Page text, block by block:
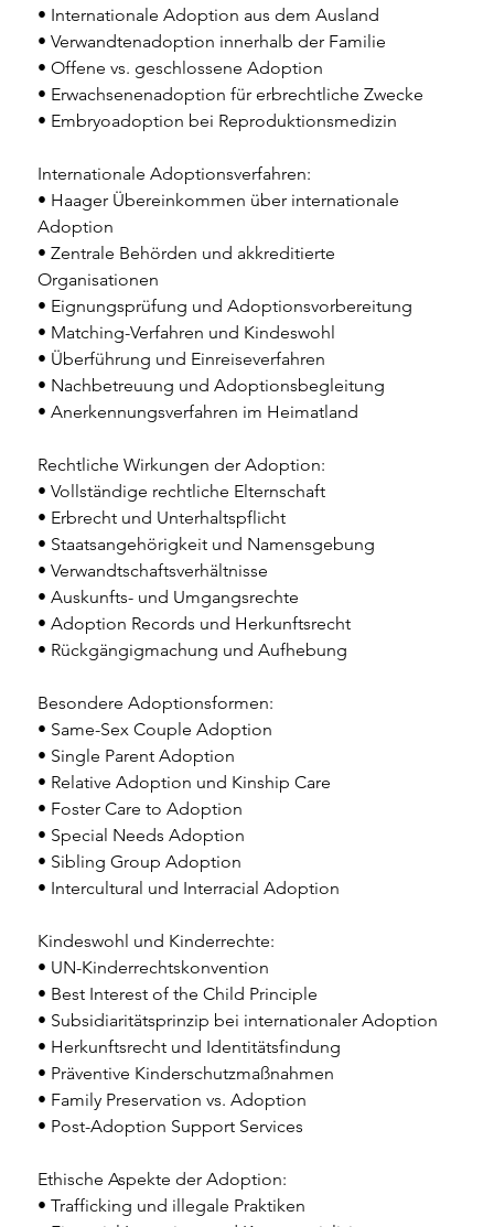
• Internationale Adoption aus dem Ausland
• Verwandtenadoption innerhalb der Familie
• Offene vs. geschlossene Adoption
• Erwachsenenadoption für erbrechtliche Zwecke
• Embryoadoption bei Reproduktionsmedizin
Internationale Adoptionsverfahren:
• Haager Übereinkommen über internationale
Adoption
• Zentrale Behörden und akkreditierte
Organisationen
• Eignungsprüfung und Adoptionsvorbereitung
• Matching-Verfahren und Kindeswohl
• Überführung und Einreiseverfahren
• Nachbetreuung und Adoptionsbegleitung
• Anerkennungsverfahren im Heimatland
Rechtliche Wirkungen der Adoption:
• Vollständige rechtliche Elternschaft
• Erbrecht und Unterhaltspflicht
• Staatsangehörigkeit und Namensgebung
• Verwandtschaftsverhältnisse
• Auskunfts- und Umgangsrechte
• Adoption Records und Herkunftsrecht
• Rückgängigmachung und Aufhebung
Besondere Adoptionsformen:
• Same-Sex Couple Adoption
• Single Parent Adoption
• Relative Adoption und Kinship Care
• Foster Care to Adoption
• Special Needs Adoption
• Sibling Group Adoption
• Intercultural und Interracial Adoption
Kindeswohl und Kinderrechte:
• UN-Kinderrechtskonvention
• Best Interest of the Child Principle
• Subsidiaritätsprinzip bei internationaler Adoption
• Herkunftsrecht und Identitätsfindung
• Präventive Kinderschutzmaßnahmen
• Family Preservation vs. Adoption
• Post-Adoption Support Services
Ethische Aspekte der Adoption:
• Trafficking und illegale Praktiken